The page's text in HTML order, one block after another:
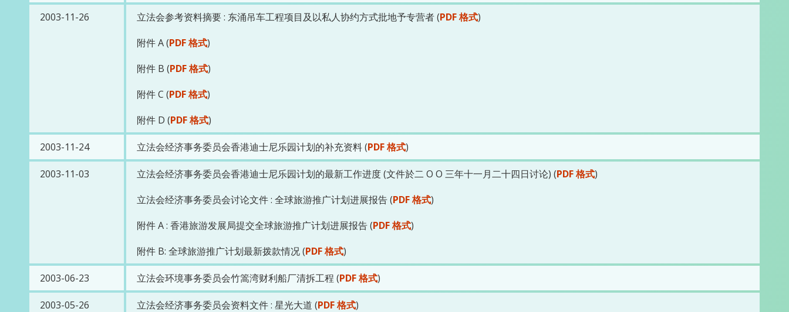
2003-11-26 立法会参考资料摘要 : 东涌吊车工程项目及以私人协约方式批地予专营者 (PDF 格式)
附件 A (PDF 格式)
附件 B (PDF 格式)
附件 C (PDF 格式)
附件 D (PDF 格式)
2003-11-24 立法会经济事务委员会香港迪士尼乐园计划的补充资料 (PDF 格式)
2003-11-03 立法会经济事务委员会香港迪士尼乐园计划的最新工作进度 (文件於二 O O 三年十一月二十四日讨论) (PDF 格式)
立法会经济事务委员会讨论文件 : 全球旅游推广计划进展报告 (PDF 格式)
附件 A : 香港旅游发展局提交全球旅游推广计划进展报告 (PDF 格式)
附件 B: 全球旅游推广计划最新拨款情况 (PDF 格式)
2003-06-23 立法会环境事务委员会竹篙湾财利船厂清拆工程 (PDF 格式)
2003-05-26 立法会经济事务委员会资料文件 : 星光大道 (PDF 格式)